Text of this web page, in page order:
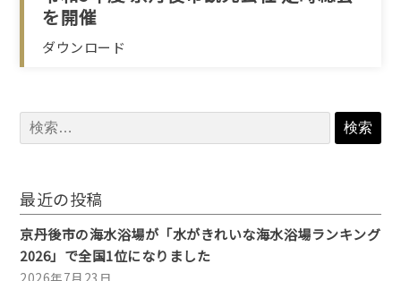
を開催
ダウンロード
検
索:
最近の投稿
京丹後市の海水浴場が「水がきれいな海水浴場ランキング
2026」で全国1位になりました
2026年7月23日